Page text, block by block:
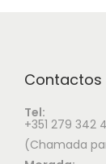
Contactos
Tel:
+351 279 342
(Chamada